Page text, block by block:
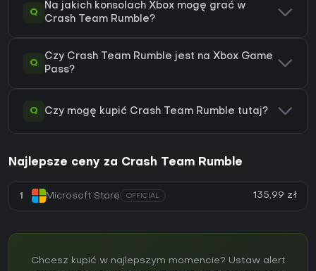
Q
Na jakich konsolach Xbox mogę grać w
Crash Team Rumble?
Q
Czy Crash Team Rumble jest na Xbox Game
Pass?
Q Czy mogę kupić Crash Team Rumble tutaj?
Najlepsze ceny za Crash Team Rumble
1 Microsoft Store OFFICIAL 135,99 zł
Chcesz kupić w najlepszym momencie? Ustaw alert